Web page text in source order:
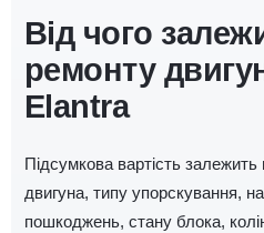
Від чого
ремонту
Elantra
Підсумкова вартість залежить
двигуна, типу упорскування,
пошкоджень, стану блока,